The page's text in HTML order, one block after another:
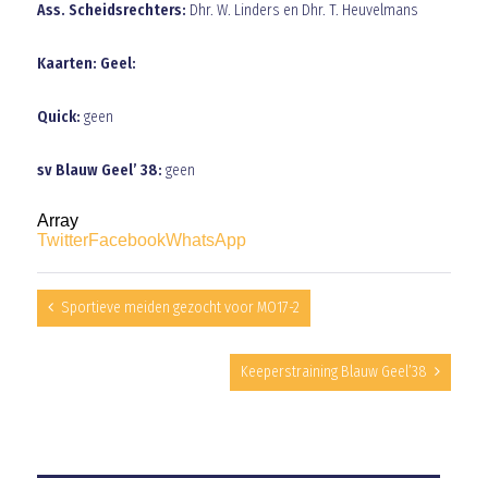
Ass. Scheidsrechters: Dhr. W. Linders en Dhr. T. Heuvelmans
Kaarten: Geel:
Quick: geen
sv Blauw Geel’ 38: geen
Array
TwitterFacebookWhatsApp
Sportieve meiden gezocht voor MO17-2
Keeperstraining Blauw Geel’38